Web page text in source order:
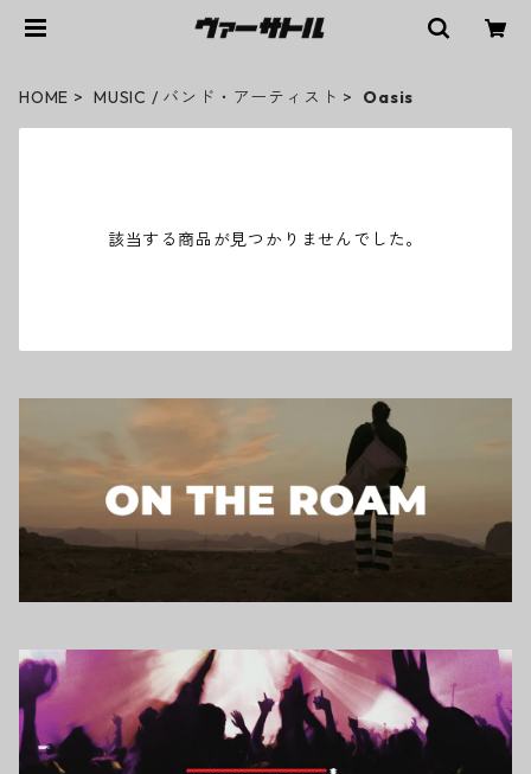
HOME MUSIC / バンド・アーティスト Oasis
該当する商品が見つかりませんでした。